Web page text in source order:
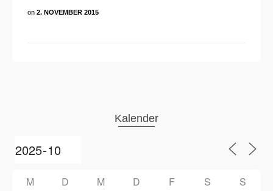
on 2. NOVEMBER 2015
Kalender
M D M D F S S